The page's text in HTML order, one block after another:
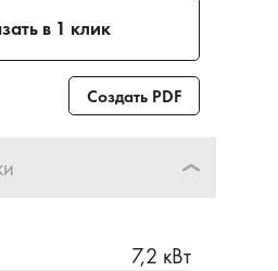
в 1 клик
Создать PDF
7,2 кВт